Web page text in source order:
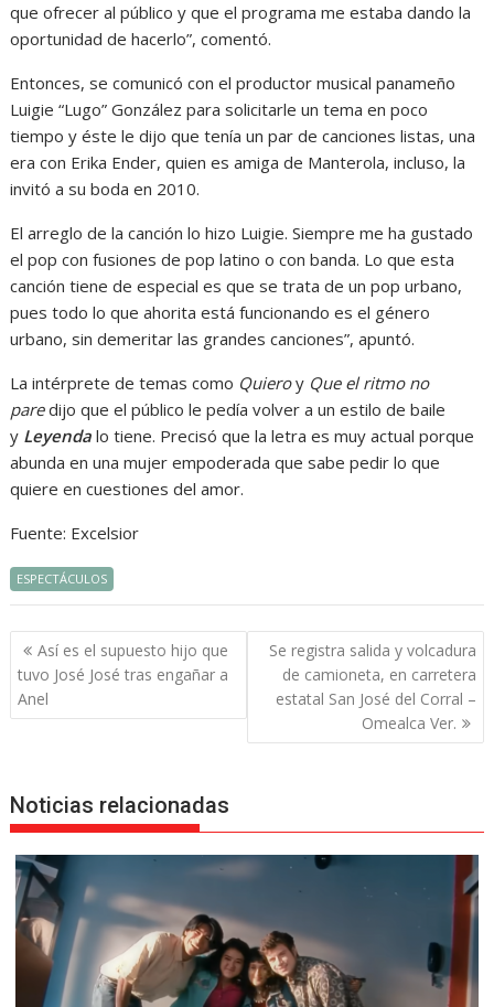
que ofrecer al público y que el programa me estaba dando la
oportunidad de hacerlo”, comentó.
Entonces, se comunicó con el productor musical panameño
Luigie “Lugo” González para solicitarle un tema en poco
tiempo y éste le dijo que tenía un par de canciones listas, una
era con Erika Ender, quien es amiga de Manterola, incluso, la
invitó a su boda en 2010.
El arreglo de la canción lo hizo Luigie. Siempre me ha gustado
el pop con fusiones de pop latino o con banda. Lo que esta
canción tiene de especial es que se trata de un pop urbano,
pues todo lo que ahorita está funcionando es el género
urbano, sin demeritar las grandes canciones”, apuntó.
La intérprete de temas como Quieroy Que el ritmo no
paredijo que el público le pedía volver a un estilo de baile
y Leyenda lo tiene. Precisó que la letra es muy actual porque
abunda en una mujer empoderada que sabe pedir lo que
quiere en cuestiones del amor.
Fuente: Excelsior
ESPECTÁCULOS
Navegación
de
entradas
Así es el supuesto hijo que
tuvo José José tras engañar a
Anel
Se registra salida y volcadura
de camioneta, en carretera
estatal San José del Corral –
Omealca Ver.
Noticias relacionadas